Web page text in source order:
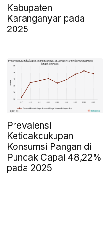
Kabupaten
Karanganyar pada
2025
Prevalensi
Ketidakcukupan
Konsumsi Pangan di
Puncak Capai 48,22%
pada 2025